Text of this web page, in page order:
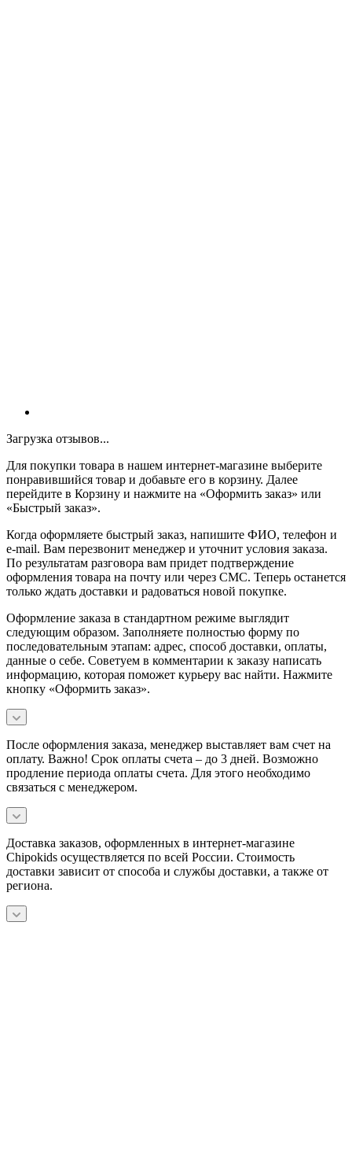
Загрузка отзывов...
Для покупки товара в нашем интернет-магазине выберите
понравившийся товар и добавьте его в корзину. Далее
перейдите в Корзину и нажмите на «Оформить заказ» или
«Быстрый заказ».
Когда оформляете быстрый заказ, напишите ФИО, телефон и
e-mail. Вам перезвонит менеджер и уточнит условия заказа.
По результатам разговора вам придет подтверждение
оформления товара на почту или через СМС. Теперь останется
только ждать доставки и радоваться новой покупке.
Оформление заказа в стандартном режиме выглядит
следующим образом. Заполняете полностью форму по
последовательным этапам: адрес, способ доставки, оплаты,
данные о себе. Советуем в комментарии к заказу написать
информацию, которая поможет курьеру вас найти. Нажмите
кнопку «Оформить заказ».
После оформления заказа, менеджер выставляет вам счет на
оплату. Важно! Срок оплаты счета – до 3 дней. Возможно
продление периода оплаты счета. Для этого необходимо
связаться с менеджером.
Доставка заказов, оформленных в интернет-магазине
Chipokids осуществляется по всей России. Стоимость
доставки зависит от способа и службы доставки, а также от
региона.